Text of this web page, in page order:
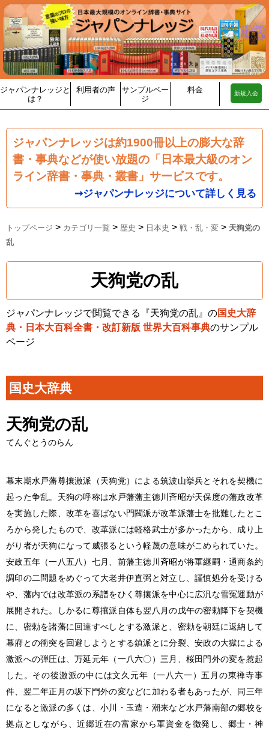
ジャパンナレッジと
は？
利用者の声
サンプルペー
ジ
料金 新規入会
ジャパンナレッジは約1900冊以上の膨大な辞
書・事典などが使い放題の「日本最大級のオン
ライン辞書・事典・叢書」サービスです。
➞ジャパンナレッジについて詳しく見る
トップページ > カテゴリ一覧 > 歴史 > 日本史 > 戦・乱・変 > 天狗党の
乱
天狗党の乱
ジャパンナレッジで閲覧できる『天狗党の乱』の国史大辞
典・日本大百科全書・改訂新版 世界大百科事典のサンプル
ページ
国史大辞典
天狗党の乱
てんぐとうのらん
幕末期水戸藩尊攘激派（天狗党）による筑波山挙兵とそれを契機に
起った争乱。天狗の呼称は水戸藩藩主徳川斉昭が天保度の藩政改革
を実施した際、改革を喜ばない門閥派が改革派藩士を批難したとこ
ろから発したもので、改革派には軽格武士が多かったから、成り上
がり者が天狗になって威張るという軽蔑の意味がこめられていた。
安政五年（一八五八）七月、前藩主徳川斉昭が将軍継嗣・通商条約
調印の二問題をめぐって大老井伊直弼と対立し、謹慎処分を受ける
や、藩内では改革派の系譜をひく尊攘派を中心に広汎な雪冤運動が
展開された。しかるに尊攘派自体も翌八月の戊午の密勅降下を契機
に、密勅を諸藩に回達すべしとする激派と、密勅を朝廷に返納して
幕府との衝突を回避しようとする鎮派とに分裂、安政の大獄による
激派への弾圧は、万延元年（一八六〇）三月、桜田門外の変を惹起
した。その後激派の中には文久元年（一八六一）五月の東禅寺事
件、翌二年正月の坂下門外の変などに加わる者もあったが、同三年
になると激派の多くは、小川・玉造・潮来など水戸藩南部の郷校を
拠点としながら、近郷近在の富家から軍資金を徴発し、郷士・神